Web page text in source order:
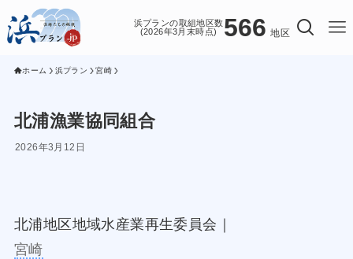
浜プランの取組地区数
(2026年3月末時点)
566 地区
ホーム 浜プラン 宮崎
北浦漁業協同組合
2026年3月12日
北浦地区地域水産業再生委員会｜
宮崎